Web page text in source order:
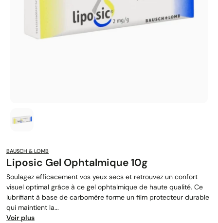
BAUSCH & LOMB
Liposic Gel Ophtalmique 10g
Soulagez efficacement vos yeux secs et retrouvez un confort
visuel optimal grâce à ce gel ophtalmique de haute qualité. Ce
lubrifiant à base de carbomère forme un film protecteur durable
qui maintient la...
Voir plus